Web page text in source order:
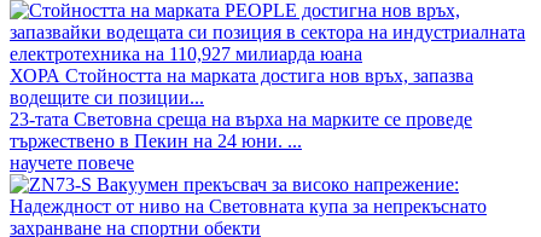
ХОРА Стойността на марката достига нов връх, запазва
водещите си позиции...
23-тата Световна среща на върха на марките се проведе
тържествено в Пекин на 24 юни. ...
научете повече